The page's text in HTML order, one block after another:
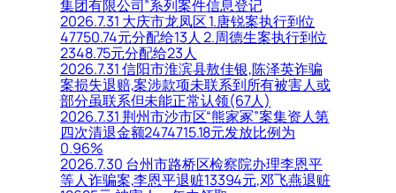
集团有限公司”系列案件信息登记
2026.7.31 大庆市龙凤区 1.唐锐案执行到位
47750.74元分配给13人 2.周德生案执行到位
2348.75元分配给23人
2026.7.31 信阳市淮滨县敖佳银,陈泽英诈骗
案损失退赔,案涉款项未联系到所有被害人或
部分虽联系但未能正常认领(67人)
2026.7.31 荆州市沙市区“熊家冢”案集资人第
四次清退金额2474715.18元发放比例为
0.96%
2026.7.30 台州市路桥区检察院办理李恩平
等人诈骗案,李恩平退赃13394元,邓飞燕退赃